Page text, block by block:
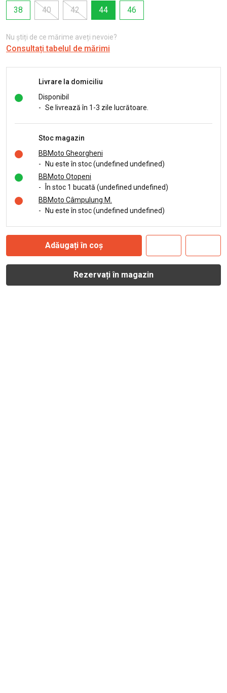
38
40 42 44 46
Nu știți de ce mărime aveți nevoie?
Consultați tabelul de mărimi
Livrare la domiciliu
Disponibil
- Se livrează în 1-3 zile lucrătoare.
Stoc magazin
BBMoto Gheorgheni
-
Nu este în stoc (undefined undefined)
BBMoto Otopeni
-
În stoc 1 bucată (undefined undefined)
BBMoto Câmpulung M.
-
Nu este în stoc (undefined undefined)
Adăugați în coș
Rezervați în magazin